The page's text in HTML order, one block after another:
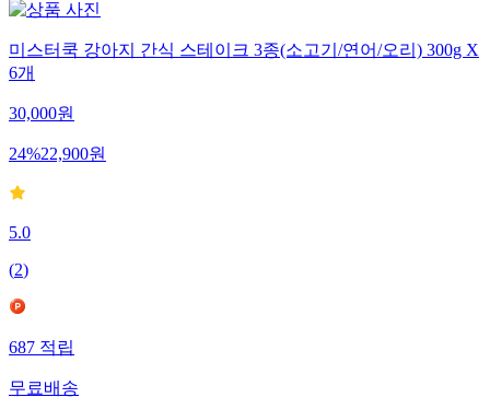
미스터쿡 강아지 간식 스테이크 3종(소고기/연어/오리) 300g X
6개
30,000원
24%22,900원
5.0
(2)
687적립
무료배송